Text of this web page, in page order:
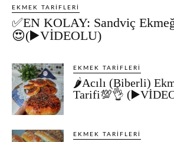
EKMEK TARIFLERI
✅EN KOLAY: Sandviç
😍(▶️VİDEOLU)
EKMEK TARIFLERI
🌶️Acılı (Biberli)
Tarifi💯👌
EKMEK TARIFLERI